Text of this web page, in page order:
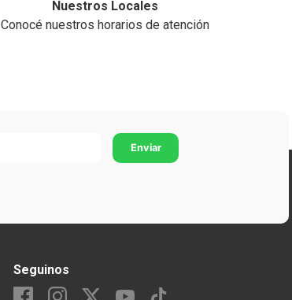
Nuestros Locales
Conocé nuestros horarios de atención
Seguinos